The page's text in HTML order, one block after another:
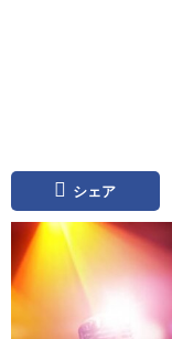
シェア